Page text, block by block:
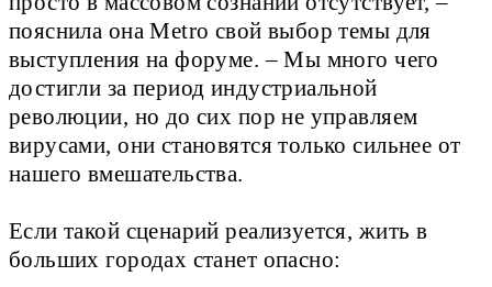
пояснила она Metro свой выбор темы для
выступления на форуме. – Мы много чего
достигли за период индустриальной
революции, но до сих пор не управляем
вирусами, они становятся только сильнее от
нашего вмешательства.
Если такой сценарий реализуется, жить в
больших городах станет опасно: